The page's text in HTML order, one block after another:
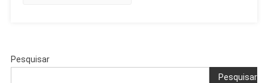
Pesquisar
Pesquisar